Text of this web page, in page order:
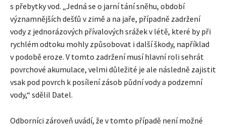
s přebytky vod. „Jedná se o jarní tání sněhu, období
významnějších dešťů v zimě a na jaře, případně zadržení
vody z jednorázových přívalových srážek v létě, které by při
rychlém odtoku mohly způsobovat i další škody, například
v podobě eroze. V tomto zadržení musí hlavní roli sehrát
povrchové akumulace, velmi důležité je ale následně zajistit
vsak pod povrch k posílení zásob půdní vody a podzemní
vody,“ sdělil Datel.
Odborníci zároveň uvádí, že v tomto případě není možné